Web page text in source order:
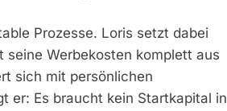
Prozesse. Loris setzt dabei
seine Werbekosten komplett aus
sich mit persönlichen
er: Es braucht kein Startkapital in